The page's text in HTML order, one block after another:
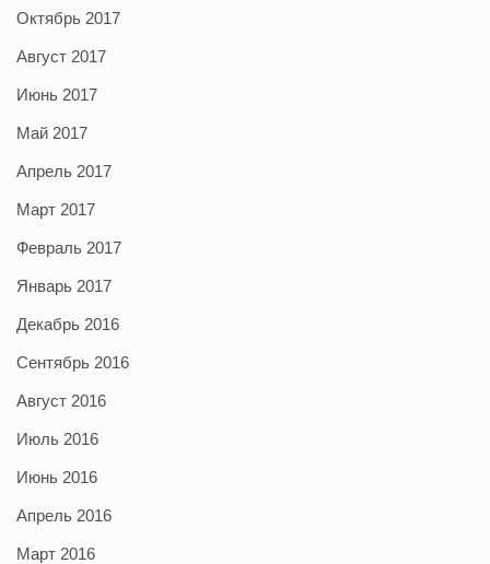
Октябрь 2017
Август 2017
Июнь 2017
Май 2017
Апрель 2017
Март 2017
Февраль 2017
Январь 2017
Декабрь 2016
Сентябрь 2016
Август 2016
Июль 2016
Июнь 2016
Апрель 2016
Март 2016